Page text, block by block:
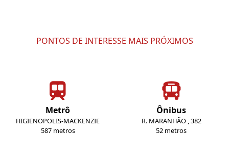
PONTOS DE INTERESSE MAIS PRÓXIMOS
Metrô
HIGIENOPOLIS-MACKENZIE
587 metros
Ônibus
R. MARANHÃO , 382
52 metros